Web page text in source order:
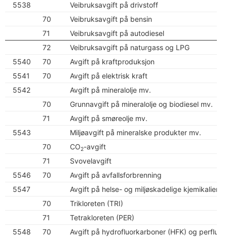
5538
Veibruksavgift på drivstoff
70
Veibruksavgift på bensin
71
Veibruksavgift på autodiesel
72
Veibruksavgift på naturgass og LPG
5540
70
Avgift på kraftproduksjon
5541
70
Avgift på elektrisk kraft
5542
Avgift på mineralolje mv.
70
Grunnavgift på mineralolje og biodiesel mv.
71
Avgift på smøreolje mv.
5543
Miljøavgift på mineralske produkter mv.
70
CO2-avgift
71
Svovelavgift
5546
70
Avgift på avfallsforbrenning
5547
Avgift på helse- og miljøskadelige kjemikalier
70
Trikloreten (TRI)
71
Tetrakloreten (PER)
5548
70
Avgift på hydrofluorkarboner (HFK) og